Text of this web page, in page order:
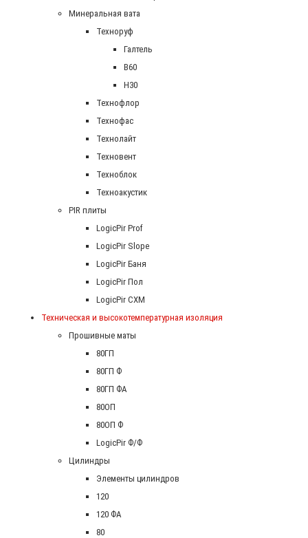
Минеральная вата
Техноруф
Галтель
В60
Н30
Технофлор
Технофас
Технолайт
Техновент
Техноблок
Техноакустик
PIR плиты
LogicPir Prof
LogicPir Slope
LogicPir Баня
LogicPir Пол
LogicPir СХМ
Техническая и высокотемпературная изоляция
Прошивные маты
80ГП
80ГП Ф
80ГП ФА
80ОП
80ОП Ф
LogicPir Ф/Ф
Цилиндры
Элементы цилиндров
120
120 ФА
80